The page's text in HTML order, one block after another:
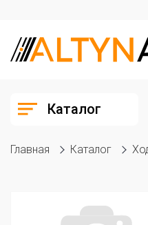
Каталог
Главная Каталог